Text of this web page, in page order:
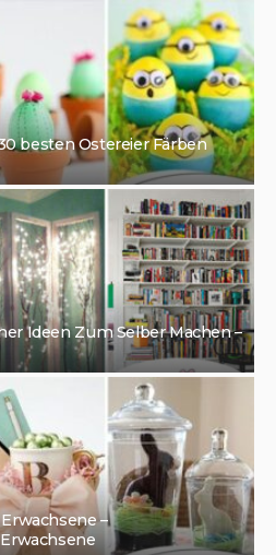
besten Ostereier Färben
Ideen Zum Selber Machen –
–